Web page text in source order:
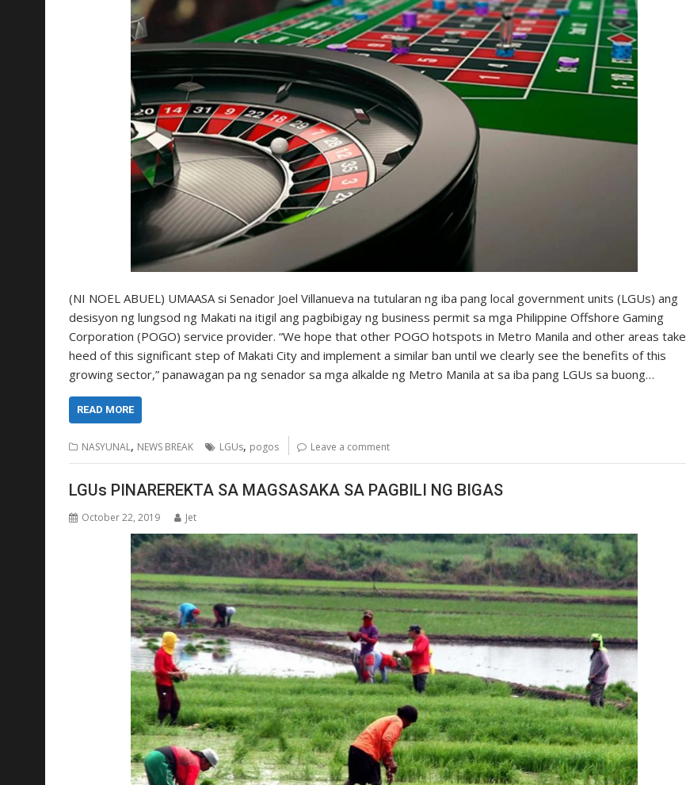
(NI NOEL ABUEL) UMAASA si Senador Joel Villanueva na tutularan ng iba pang local government units (LGUs) ang
desisyon ng lungsod ng Makati na itigil ang pagbibigay ng business permit sa mga Philippine Offshore Gaming
Corporation (POGO) service provider. “We hope that other POGO hotspots in Metro Manila and other areas take
heed of this significant step of Makati City and implement a similar ban until we clearly see the benefits of this
growing sector,” panawagan pa ng senador sa mga alkalde ng Metro Manila at sa iba pang LGUs sa buong…
READ MORE
NASYUNAL, NEWS BREAK LGUs, pogos Leave a comment
LGUs PINAREREKTA SA MAGSASAKA SA PAGBILI NG BIGAS
October 22, 2019 Jet